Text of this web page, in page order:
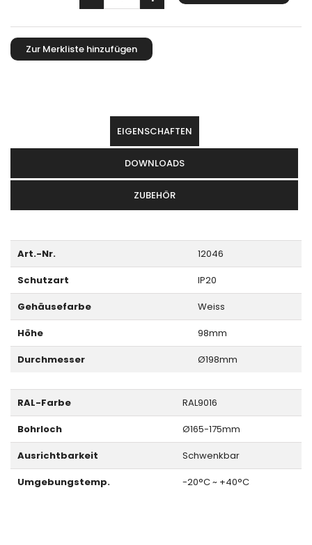
EIGENSCHAFTEN
DOWNLOADS
ZUBEHÖR
Art.-Nr.
12046
Schutzart
IP20
Gehäusefarbe
Weiss
Höhe
98mm
Durchmesser
Ø198mm
RAL-Farbe
RAL9016
Bohrloch
Ø165-175mm
Ausrichtbarkeit
Schwenkbar
Umgebungstemp.
-20°C ~ +40°C